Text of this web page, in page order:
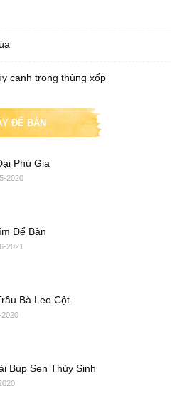
canh trong thùng xốp
ĐỂ BÀN
Phú Gia
2020
Để Bàn
2021
Bà Leo Cột
Búp Sen Thủy Sinh